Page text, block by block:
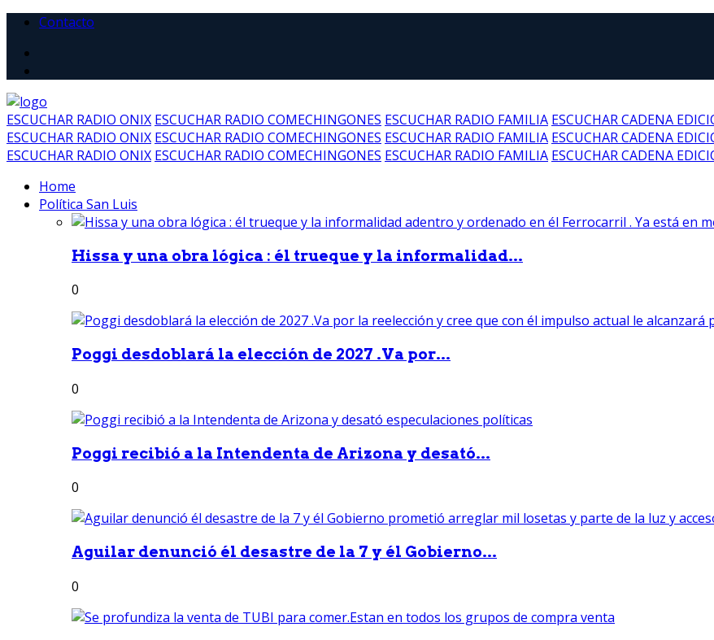
Contacto
ESCUCHAR RADIO ONIX ESCUCHAR RADIO COMECHINGONES ESCUCHAR RADIO FAMILIA ESCUCHAR CADENA
ESCUCHAR RADIO ONIX ESCUCHAR RADIO COMECHINGONES ESCUCHAR RADIO FAMILIA ESCUCHAR CADENA
ESCUCHAR RADIO ONIX ESCUCHAR RADIO COMECHINGONES ESCUCHAR RADIO FAMILIA ESCUCHAR CADENA
Home
Política San Luis
Hissa y una obra lógica : él trueque y la informalidad...
0
Poggi desdoblará la elección de 2027 .Va por...
0
Poggi recibió a la Intendenta de Arizona y desató...
0
Aguilar denunció él desastre de la 7 y él Gobierno...
0